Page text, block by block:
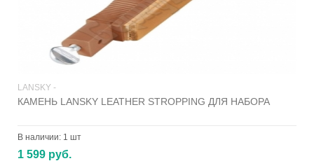
LANSKY -
КАМЕНЬ LANSKY LEATHER STROPPING ДЛЯ НАБОРА
В наличии: 1 шт
1 599 руб.